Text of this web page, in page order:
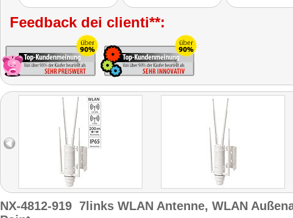
Feedback dei clienti**:
NX-4812-919 7links WLAN Antenne, WLAN